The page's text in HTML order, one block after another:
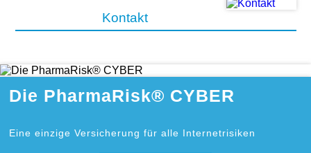
Kontakt
Die PharmaRisk® CYBER
Eine einzige Versicherung für alle Internetrisiken